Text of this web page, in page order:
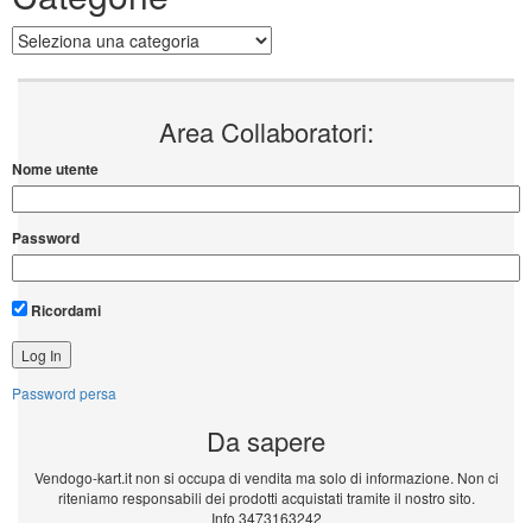
Categorie
Area Collaboratori:
Nome utente
Password
Ricordami
Password persa
Da sapere
Vendogo-kart.it non si occupa di vendita ma solo di informazione. Non ci
riteniamo responsabili dei prodotti acquistati tramite il nostro sito.
Info 3473163242